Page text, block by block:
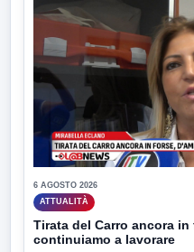
6 AGOSTO 2026
ATTUALITÀ
Tirata del Carro ancora
continuiamo a lavorare